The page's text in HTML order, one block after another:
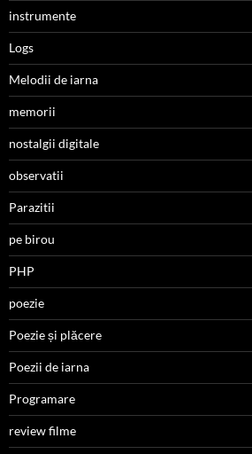
instrumente
Logs
Melodii de iarna
memorii
nostalgii digitale
observatii
Parazitii
pe birou
PHP
poezie
Poezie și plăcere
Poezii de iarna
Programare
review filme